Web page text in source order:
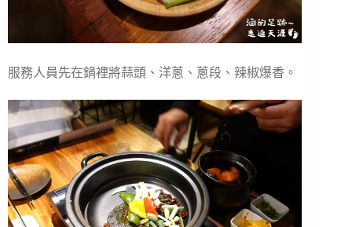
服務人員先在鍋裡將蒜頭、洋蔥、蔥段、辣椒爆香。